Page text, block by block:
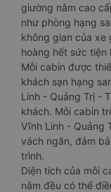
giường nằm cao
như phòng hạng
không gian của xe
hoàng hết sức tiện
Mỗi cabin được
khách sạn hạng
Linh - Quảng Trị -
khách. Mỗi cabin
Vĩnh Linh - Quảng
vách ngăn, đảm
trình.
Diện tích của mỗi
nằm đều có thể